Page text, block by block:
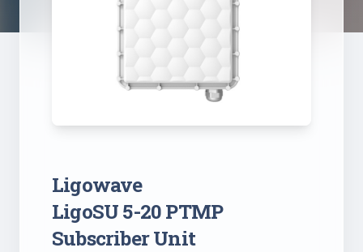
Ligowave
LigoSU 5-20 PTMP
Subscriber Unit